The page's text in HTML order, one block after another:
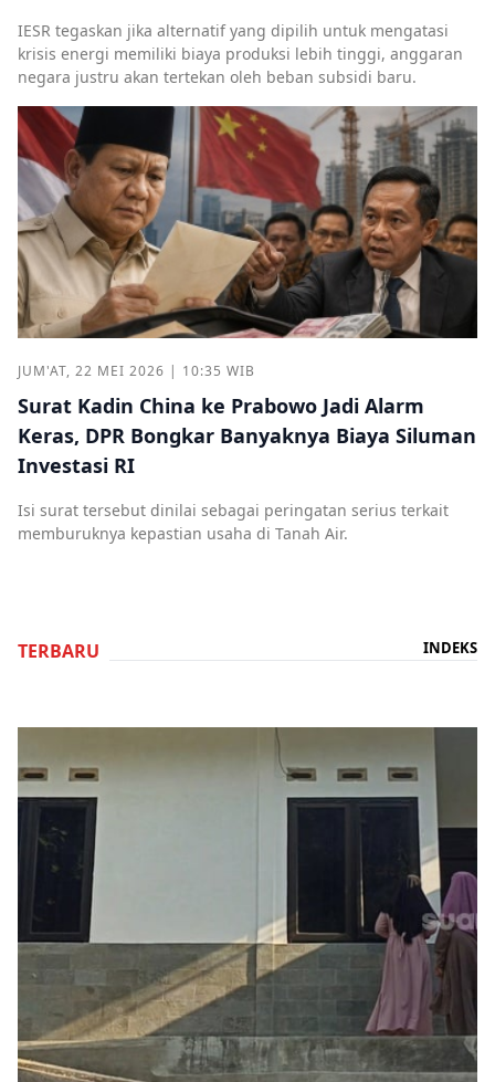
IESR tegaskan jika alternatif yang dipilih untuk mengatasi
krisis energi memiliki biaya produksi lebih tinggi, anggaran
negara justru akan tertekan oleh beban subsidi baru.
JUM'AT, 22 MEI 2026 | 10:35 WIB
Surat Kadin China ke Prabowo Jadi Alarm
Keras, DPR Bongkar Banyaknya Biaya Siluman
Investasi RI
Isi surat tersebut dinilai sebagai peringatan serius terkait
memburuknya kepastian usaha di Tanah Air.
TERBARU INDEKS